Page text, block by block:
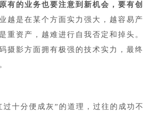
有的业务也要注意到新机会，要有创
越是在某个方面实力强大，越容易产
重资产，越难进行自我否定和掉头。
摄影方面拥有极强的技术实力，最终
过十分便成灰”的道理，过往的成功不